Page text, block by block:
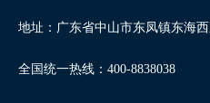
地址：广东省中山市东凤镇东海
全国统一热线：400-8838038